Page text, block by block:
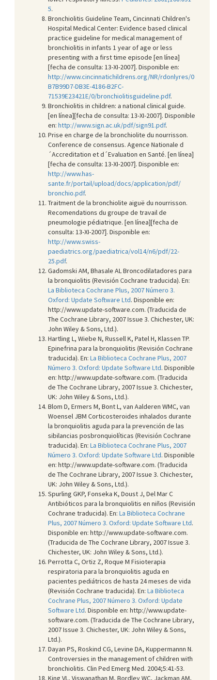
5.
Bronchiolitis Guideline Team, Cincinnati Children's
Hospital Medical Center: Evidence based clinical
practice guideline for medical management of
bronchiolitis in infants 1 year of age or less
presenting with a first time episode [en línea]
[fecha de consulta: 13-XI-2007]. Disponible en:
http://www.cincinnatichildrens.org/NR/rdonlyres/0
B7B99D7-DB3E-4186-B2FC-
71539E23421E/0/bronchiolitisguideline.pdf.
Bronchiolitis in children: a national clinical guide.
[en línea][fecha de consulta: 13-XI-2007]. Disponible
en: http://www.sign.ac.uk/pdf/sign91.pdf.
Prise en charge de la bronchiolite du nourrisson.
Conference de consensus. Agence Nationale d
´Accreditation et d´Evaluation en Santé. [en línea]
[fecha de consulta: 13-XI-2007]. Disponible en:
http://www.has-
sante.fr/portail/upload/docs/application/pdf/
bronchio.pdf.
Traitment de la bronchiolite aiguë du nourrisson.
Recomendations du groupe de travail de
pneumologie pédiatrique. [en línea][fecha de
consulta: 13-XI-2007]. Disponible en:
http://www.swiss-
paediatrics.org/paediatrica/vol14/n6/pdf/22-
25.pdf.
Gadomski AM, Bhasale AL Broncodilatadores para
la bronquiolitis (Revisión Cochrane traducida). En:
La Biblioteca Cochrane Plus, 2007 Número 3.
Oxford: Update Software Ltd. Disponible en:
http://www.update-software.com. (Traducida de
The Cochrane Library, 2007 Issue 3. Chichester, UK:
John Wiley & Sons, Ltd.).
Hartling L, Wiebe N, Russell K, Patel H, Klassen TP.
Epinefrina para la bronquiolitis (Revisión Cochrane
traducida). En: La Biblioteca Cochrane Plus, 2007
Número 3. Oxford: Update Software Ltd. Disponible
en: http://www.update-software.com. (Traducida
de The Cochrane Library, 2007 Issue 3. Chichester,
UK: John Wiley & Sons, Ltd.).
Blom D, Ermers M, Bont L, van Aalderen WMC, van
Woensel JBM Corticosteroides inhalados durante
la bronquiolitis aguda para la prevención de las
sibilancias posbronquiolíticas (Revisión Cochrane
traducida). En: La Biblioteca Cochrane Plus, 2007
Número 3. Oxford: Update Software Ltd. Disponible
en: http://www.update-software.com. (Traducida
de The Cochrane Library, 2007 Issue 3. Chichester,
UK: John Wiley & Sons, Ltd.).
Spurling GKP, Fonseka K, Doust J, Del Mar C
Antibióticos para la bronquiolitis en niños (Revisión
Cochrane traducida). En: La Biblioteca Cochrane
Plus, 2007 Número 3. Oxford: Update Software Ltd.
Disponible en: http://www.update-software.com.
(Traducida de The Cochrane Library, 2007 Issue 3.
Chichester, UK: John Wiley & Sons, Ltd.).
Perrotta C, Ortiz Z, Roque M Fisioterapia
respiratoria para la bronquiolitis aguda en
pacientes pediátricos de hasta 24 meses de vida
(Revisión Cochrane traducida). En: La Biblioteca
Cochrane Plus, 2007 Número 3. Oxford: Update
Software Ltd. Disponible en: http://www.update-
software.com. (Traducida de The Cochrane Library,
2007 Issue 3. Chichester, UK: John Wiley & Sons,
Ltd.).
Dayan PS, Roskind CG, Levine DA, Kuppermannn N.
Controversies in the management of children with
bronchiolitis. Clin Ped Emerg Med. 2004;5:41-53.
King VL, Viswanathan M, Bordley WC, Jackman AM,